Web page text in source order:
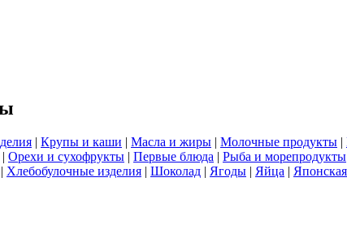
| Крупы и каши | Масла и жиры | Молочные продукты |
| Орехи и сухофрукты | Первые блюда | Рыба и морепродукты
| Хлебобулочные изделия | Шоколад | Ягоды | Яйца |